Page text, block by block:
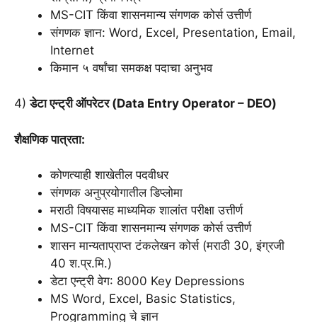
MS-CIT किंवा शासनमान्य संगणक कोर्स उत्तीर्ण
संगणक ज्ञान: Word, Excel, Presentation, Email,
Internet
किमान ५ वर्षांचा समकक्ष पदाचा अनुभव
4)डेटा एन्ट्री ऑपरेटर (Data Entry Operator – DEO)
शैक्षणिक पात्रता:
कोणत्याही शाखेतील पदवीधर
संगणक अनुप्रयोगातील डिप्लोमा
मराठी विषयासह माध्यमिक शालांत परीक्षा उत्तीर्ण
MS-CIT किंवा शासनमान्य संगणक कोर्स उत्तीर्ण
शासन मान्यताप्राप्त टंकलेखन कोर्स (मराठी 30, इंग्रजी
40 श.प्र.मि.)
डेटा एन्ट्री वेग: 8000 Key Depressions
MS Word, Excel, Basic Statistics,
Programming चे ज्ञान